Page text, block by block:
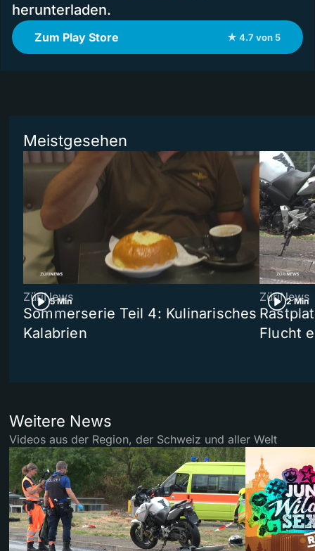
herunterladen.
Zum Play Store ★ 4.7 von 5
Meistgesehen
5 Min
ZüriNews
Sommerserie Teil 4: Kulinarisches
Kalabrien
2 Min
ZüriNews
Flucht
Weitere News
Videos aus der Region, der Schweiz und aller Welt